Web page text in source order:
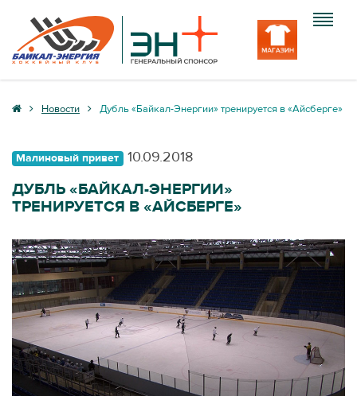
Клуб
Медиа
Вход
Новости Дубль «Байкал-Энергии» тренируется в «Айсберге»
Малиновый привет 10.09.2018
ДУБЛЬ «БАЙКАЛ-ЭНЕРГИИ»
ТРЕНИРУЕТСЯ В «АЙСБЕРГЕ»